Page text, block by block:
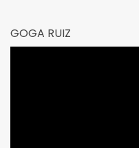
GOGA RUIZ